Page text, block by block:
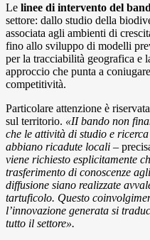
Le linee di intervento del
settore: dallo studio della
associata agli ambienti di
fino allo sviluppo di modelli
per la tracciabilità geografica e
approccio che punta a
competitività.
Particolare attenzione è
sul territorio. «II bando non
che le attività di studio e
abbiano ricadute locali –
viene richiesto esplicitamente
trasferimento di conoscenze
diffusione siano realizzate
tartuficolo. Questo
l’innovazione generata si
tutto il settore».